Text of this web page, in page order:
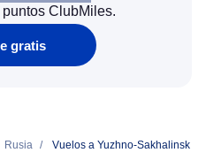
ClubMiles.
gratis
Rusia Vuelos a Yuzhno-Sakhalinsk